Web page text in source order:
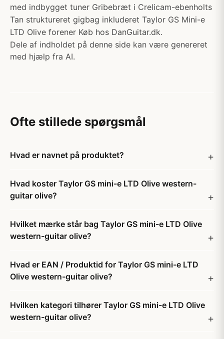
med indbygget tuner Gribebræt i Crelicam-ebenholts
Tan struktureret gigbag inkluderet Taylor GS Mini-e
LTD Olive forener Køb hos DanGuitar.dk.
Dele af indholdet på denne side kan være genereret
med hjælp fra AI.
Ofte stillede spørgsmål
Hvad er navnet på produktet?
Hvad koster Taylor GS mini-e LTD Olive western-
guitar olive?
Hvilket mærke står bag Taylor GS mini-e LTD Olive
western-guitar olive?
Hvad er EAN / Produktid for Taylor GS mini-e LTD
Olive western-guitar olive?
Hvilken kategori tilhører Taylor GS mini-e LTD Olive
western-guitar olive?